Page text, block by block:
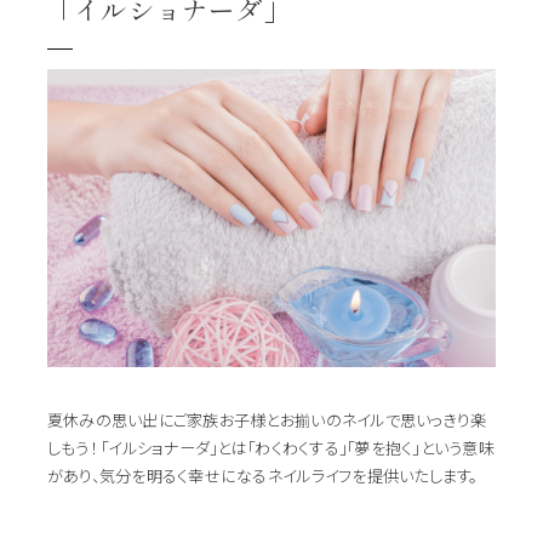
「イルショナーダ」
夏休みの思い出にご家族お子様とお揃いのネイルで思いっきり楽
しもう！ 「イルショナーダ」とは「わくわくする」「夢を抱く」という意味
があり、気分を明るく幸せになるネイルライフを提供いたします。